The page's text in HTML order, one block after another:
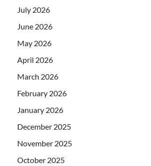
July 2026
June 2026
May 2026
April 2026
March 2026
February 2026
January 2026
December 2025
November 2025
October 2025